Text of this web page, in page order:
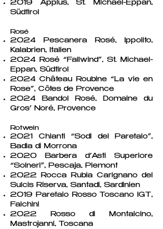
2019 Appius, St. Michael-Eppan,
Südtirol​
Rosé
2024 Pescanera Rosé, Ippolito,
Kalabrien, Italien
2024 Rosé “Fallwind”, St. Michael-
Eppan, Südtirol
2024 Château Roubine “La vie en
Rose”, Côtes de Provence
2024 Bandol Rosé, Domaine du
Gros’ Noré, Provence
Rotwein
2021 Chianti “Sodi del Paretaio”,
Badia di Morrona
2020 Barbera d’Asti Superiore
“Solneri”, Pescaja, Piemont
2022 Rocca Rubia Carignano del
Sulcis Riserva, Santadi, Sardinien
2019 Paretaio Rosso Toscano IGT,
Falchini
2022 Rosso di Montalcino,
Mastrojanni, Toscana